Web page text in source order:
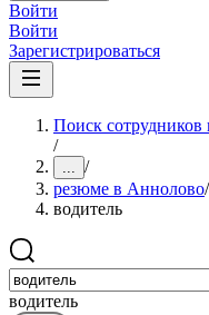
Войти
Войти
Зарегистрироваться
Поиск
/
... /
резюме в Аннолово/
водитель
водитель